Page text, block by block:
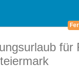
für